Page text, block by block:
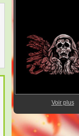
Voir plus